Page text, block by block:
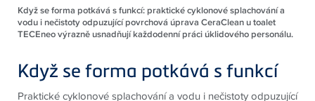
Když se forma potkává s funkcí: praktické cyklonové splachování a
vodu i nečistoty odpuzující povrchová úprava CeraClean u toalet
TECEneo výrazně usnadňují každodenní práci úklidového personálu.
Když se forma potkává s funkcí
Praktické cyklonové splachování a vodu i nečistoty odpuzující